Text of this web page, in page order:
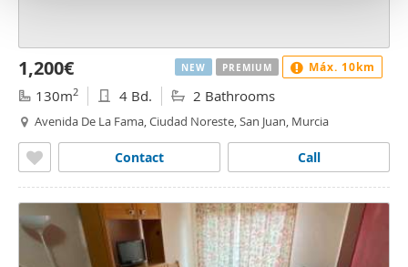
1,200€
130m2 4 Bd. 2 Bathrooms
Avenida De La Fama, Ciudad Noreste, San Juan, Murcia
Call
Contact
NEW PREMIUM Máx. 10km